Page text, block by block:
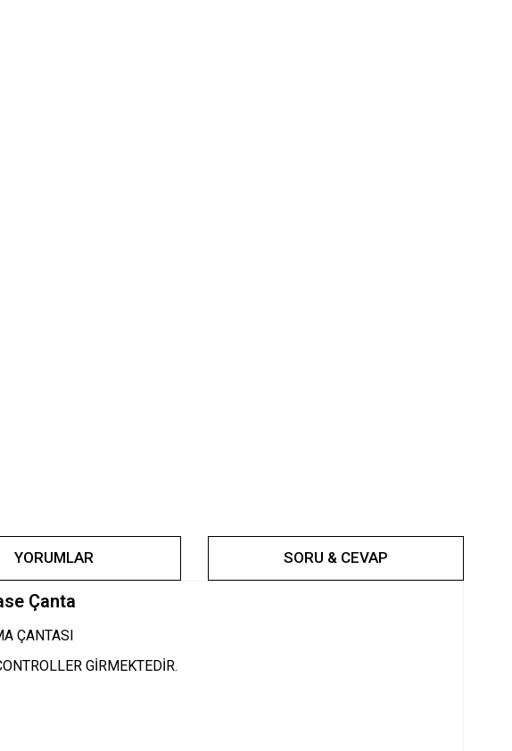
YORUMLAR SORU & CEVAP
Çanta
ÇANTASI
GİRMEKTEDİR.